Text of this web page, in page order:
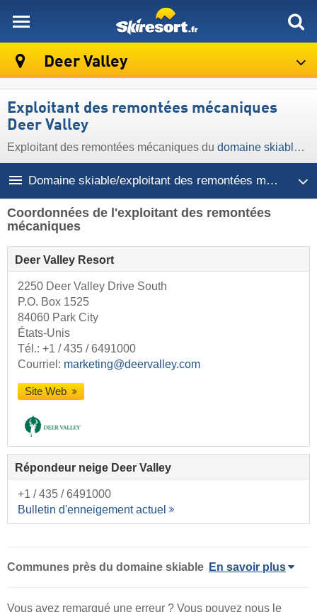
Deer Valley
Exploitant des remontées mécaniques
Deer Valley
Exploitant des remontées mécaniques du domaine skiable Deer Valley
Domaine skiable/exploitant des remontées mécaniques
Coordonnées de l'exploitant des remontées
mécaniques
Deer Valley Resort
2250 Deer Valley Drive South
P.O. Box 1525
84060 Park City
États-Unis
Tél.: +1 / 435 / 6491000
Courriel: marketing@deervalley.com
Site Web
Répondeur neige Deer Valley
+1 / 435 / 6491000
Bulletin d'enneigement actuel
Communes près du domaine skiable En savoir plus
Vous avez remarqué une erreur ? Vous pouvez nous le